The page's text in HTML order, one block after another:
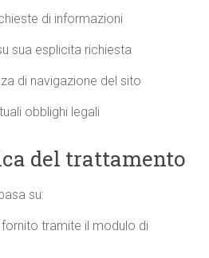
di informazioni
sua esplicita richiesta
di navigazione del sito
obblighi legali
del trattamento
su:
fornito tramite il modulo di